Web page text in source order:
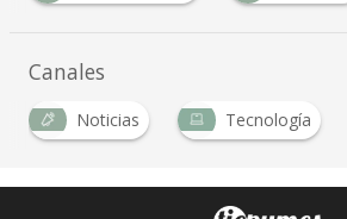
Canales
Noticias Tecnología